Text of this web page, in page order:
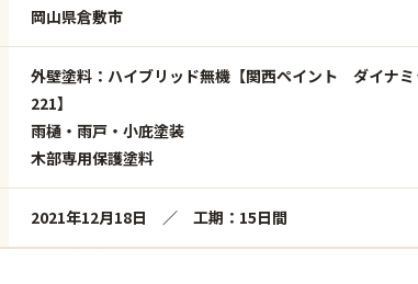
岡山県倉敷市
外壁塗料：ハイブリッド無機【関西ペイント ダイナ
221】
雨樋・雨戸・小庇塗装
木部専用保護塗料
2021年12月18日 ／ 工期：15日間